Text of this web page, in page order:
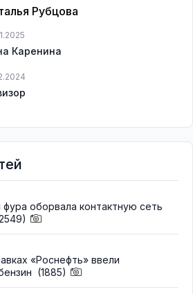
Рубцова
Каренина
оборвала контактную сеть
«Роснефть» ввели
(1885)